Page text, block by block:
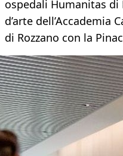
ospedali Humanitas
d’arte dell’Accademia
di Rozzano con la